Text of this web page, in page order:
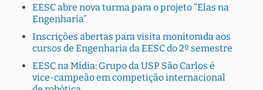
EESC abre nova turma para o projeto “Elas na
Engenharia”
Inscrições abertas para visita monitorada aos
cursos de Engenharia da EESC do 2º semestre
EESC na Mídia: Grupo da USP São Carlos é
vice-campeão em competição internacional